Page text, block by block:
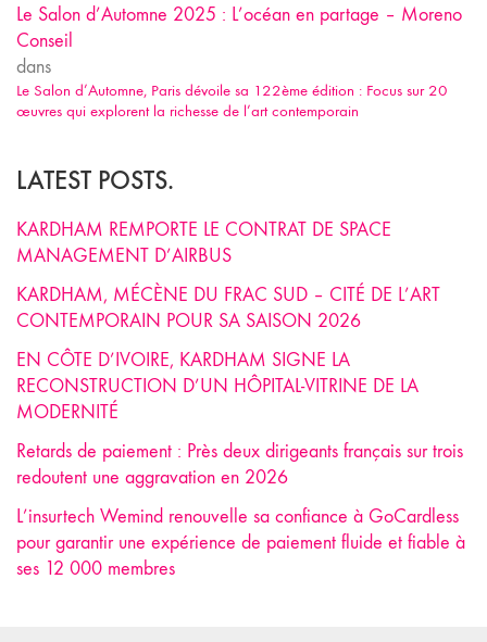
Le Salon d’Automne 2025 : L’océan en partage – Moreno
Conseil
dans
Le Salon d’Automne, Paris dévoile sa 122ème édition : Focus sur 20
œuvres qui explorent la richesse de l’art contemporain
LATEST POSTS.
KARDHAM REMPORTE LE CONTRAT DE SPACE
MANAGEMENT D’AIRBUS
KARDHAM, MÉCÈNE DU FRAC SUD – CITÉ DE L’ART
CONTEMPORAIN POUR SA SAISON 2026
EN CÔTE D’IVOIRE, KARDHAM SIGNE LA
RECONSTRUCTION D’UN HÔPITAL-VITRINE DE LA
MODERNITÉ
Retards de paiement : Près deux dirigeants français sur trois
redoutent une aggravation en 2026
L’insurtech Wemind renouvelle sa confiance à GoCardless
pour garantir une expérience de paiement fluide et fiable à
ses 12 000 membres